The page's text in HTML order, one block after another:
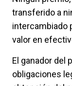
transferido a
intercambiado
valor en
El ganador del
obligaciones